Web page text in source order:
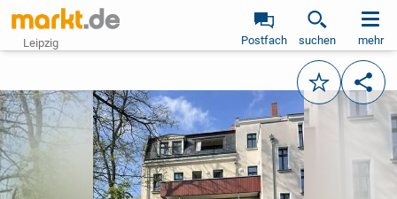
Leipzig Postfach suchen mehr
Merken